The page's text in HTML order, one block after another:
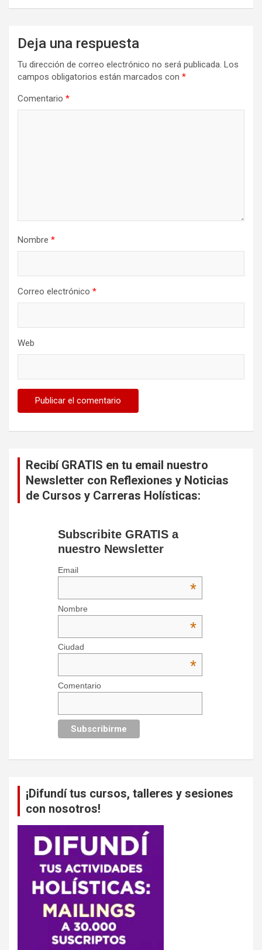
Deja una respuesta
Tu dirección de correo electrónico no será publicada. Los
campos obligatorios están marcados con *
Comentario *
Nombre *
Correo electrónico *
Web
Recibí GRATIS en tu email nuestro
Newsletter con Reflexiones y Noticias
de Cursos y Carreras Holísticas:
Subscribite GRATIS a
nuestro Newsletter
Email
*
Nombre
*
Ciudad
*
Comentario
¡Difundí tus cursos, talleres y sesiones
con nosotros!